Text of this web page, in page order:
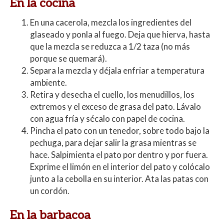
En la cocina
En una cacerola, mezcla los ingredientes del
glaseado y ponla al fuego. Deja que hierva, hasta
que la mezcla se reduzca a 1/2 taza (no más
porque se quemará).
Separa la mezcla y déjala enfriar a temperatura
ambiente.
Retira y desecha el cuello, los menudillos, los
extremos y el exceso de grasa del pato. Lávalo
con agua fría y sécalo con papel de cocina.
Pincha el pato con un tenedor, sobre todo bajo la
pechuga, para dejar salir la grasa mientras se
hace. Salpimienta el pato por dentro y por fuera.
Exprime el limón en el interior del pato y colócalo
junto a la cebolla en su interior. Ata las patas con
un cordón.
En la barbacoa